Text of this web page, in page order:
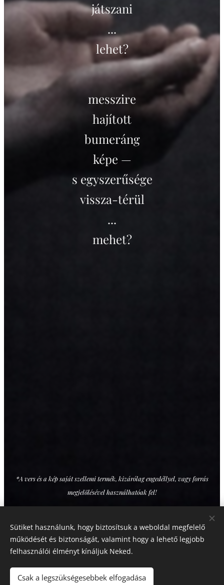
játszani
...
lehet?
messzire
hajított
bumeráng
képe —
s egyszerűsége
vissza-térül
...
mehet?
*A vers és a kép saját szellemi termék, kizárólag engedéllyel, vagy forrás
megjelölésével használhatóak fel!
Share
Sütiket használunk, hogy biztosítsuk a weboldal megfelelő
működését és biztonságát, valamint hogy a lehető legjobb
felhasználói élményt kínáljuk Neked.
Csak a legszükségesebbek elfogadása